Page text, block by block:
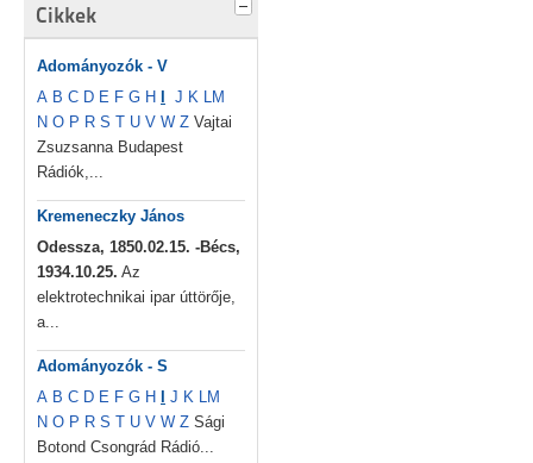
Cikkek
Adományozók - V
A B C D E F G H J K LM
N O P R S T U V W Z Vajtai
Zsuzsanna Budapest
Rádiók,...
Kremeneczky János
Odessza, 1850.02.15. -Bécs,
1934.10.25. Az
elektrotechnikai ipar úttörője,
a...
Adományozók - S
A B C D E F G H J K LM
N O P R S T U V W Z Sági
Botond Csongrád Rádió...